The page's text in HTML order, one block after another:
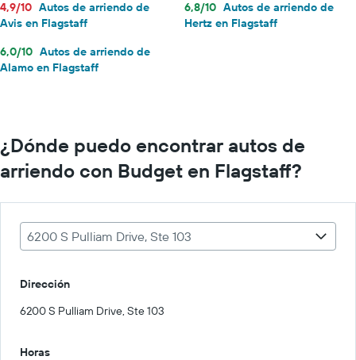
4,9/10 Autos de arriendo de
Avis en Flagstaff
6,8/10 Autos de arriendo de
Hertz en Flagstaff
6,0/10 Autos de arriendo de
Alamo en Flagstaff
¿Dónde puedo encontrar autos de
arriendo con Budget en Flagstaff?
6200 S Pulliam Drive, Ste 103
Dirección
6200 S Pulliam Drive, Ste 103
Horas